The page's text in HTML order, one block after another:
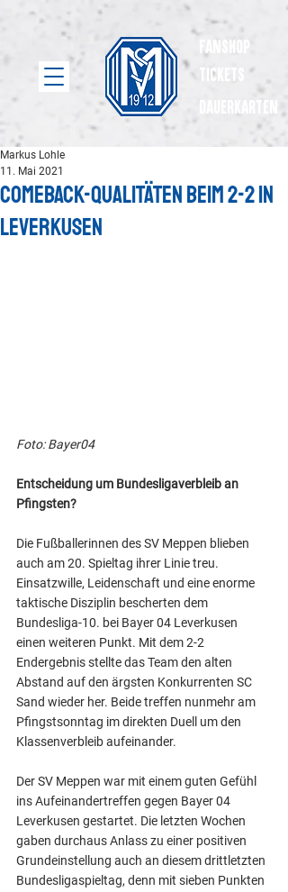
Fanshop
Tickets
Comeback-Qualitäten beim 2-2 in
Leverkusen
Markus Lohle
11. Mai 2021
Foto: Bayer04
Entscheidung um Bundesligaverbleib an
Pfingsten?
Die Fußballerinnen des SV Meppen blieben
auch am 20. Spieltag ihrer Linie treu.
Einsatzwille, Leidenschaft und eine enorme
taktische Disziplin bescherten dem
Bundesliga-10. bei Bayer 04 Leverkusen
einen weiteren Punkt. Mit dem 2-2
Endergebnis stellte das Team den alten
Abstand auf den ärgsten Konkurrenten SC
Sand wieder her. Beide treffen nunmehr am
Pfingstsonntag im direkten Duell um den
Klassenverbleib aufeinander.
Der SV Meppen war mit einem guten Gefühl
ins Aufeinandertreffen gegen Bayer 04
Leverkusen gestartet. Die letzten Wochen
gaben durchaus Anlass zu einer positiven
Grundeinstellung auch an diesem drittletzten
Bundesligaspieltag, denn mit sieben Punkten